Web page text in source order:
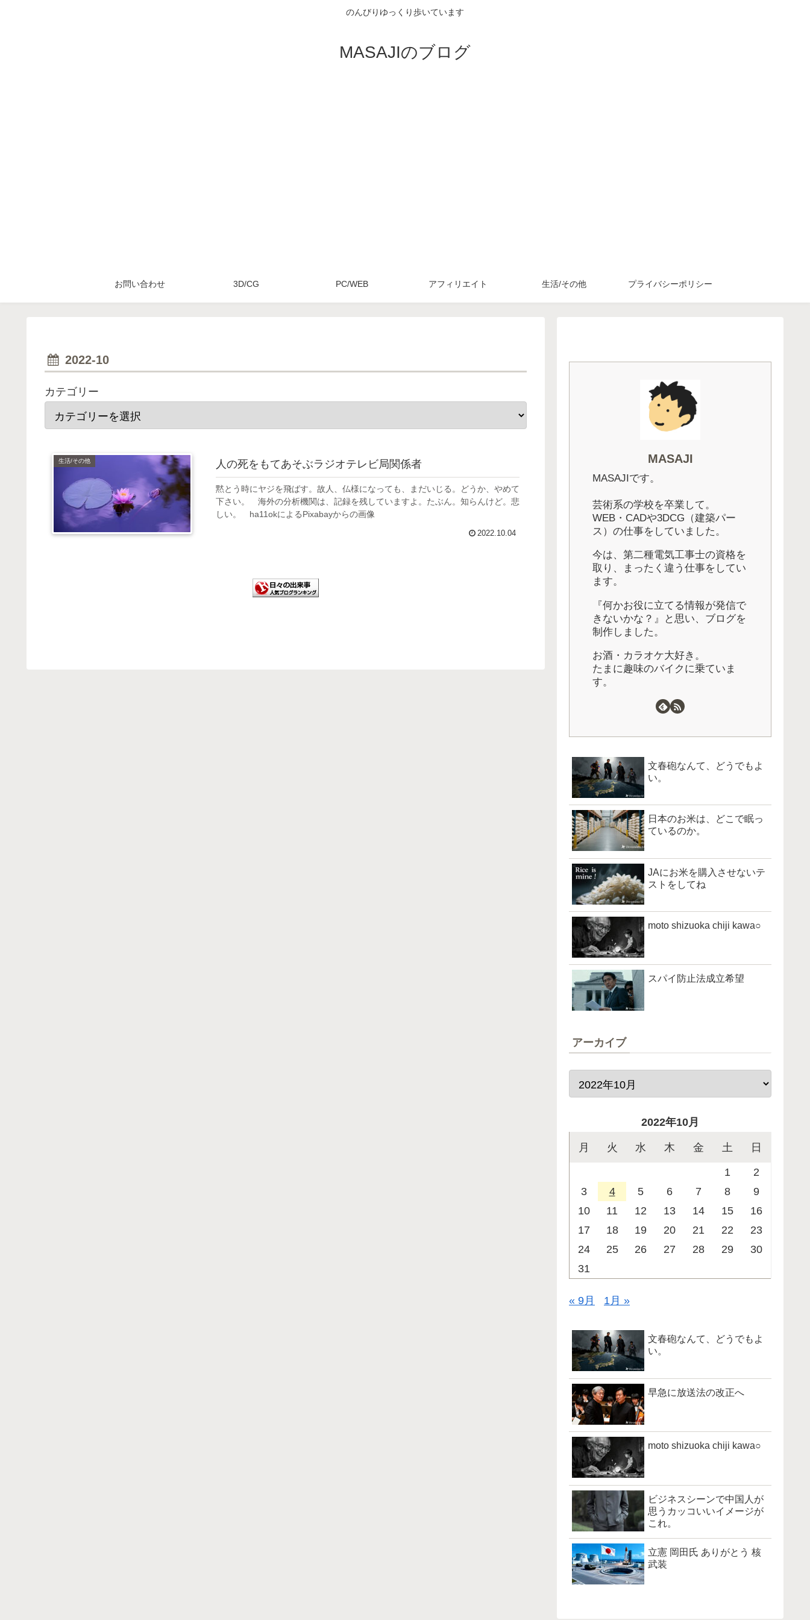
のんびりゆっくり歩いています
MASAJIのブログ
お問い合わせ 3D/CG PC/WEB アフィリエイト 生活/その他 プライバシーポリシー
2022-10
カテゴリー
生活/その他 人の死をもてあそぶラジオテレビ局関係者
黙とう時にヤジを飛ばす。故人、仏様になっても、まだいじる。どうか、やめて
下さい。 海外の分析機関は、記録を残していますよ。たぶん。知らんけど。悲
しい。 ha11okによるPixabayからの画像
2022.10.04
MASAJI
MASAJIです。
芸術系の学校を卒業して。
WEB・CADや3DCG（建築パー
ス）の仕事をしていました。
今は、第二種電気工事士の資格を
取り、まったく違う仕事をしてい
ます。
『何かお役に立てる情報が発信で
きないかな？』と思い、ブログを
制作しました。
お酒・カラオケ大好き。
たまに趣味のバイクに乗ていま
す。
文春砲なんて、どうでもよ
い。
日本のお米は、どこで眠っ
ているのか。
JAにお米を購入させないテ
ストをしてね
moto shizuoka chiji kawa○
スパイ防止法成立希望
アーカイブ
2022年10月
月 火 水 木 金 土 日
1
2
3
4 5 6 7 8
9
10
11 12 13 14 15
16
17
18 19 20 21 22
23
24
25 26 27 28 29
30
31
« 9月 1月 »
文春砲なんて、どうでもよ
い。
早急に放送法の改正へ
moto shizuoka chiji kawa○
ビジネスシーンで中国人が
思うカッコいいイメージが
これ。
立憲 岡田氏 ありがとう 核
武装